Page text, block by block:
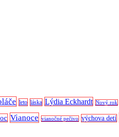
leto láska Lýdia Eckhardt Nový rok
Vianoce vianočné pečivo výchova detí